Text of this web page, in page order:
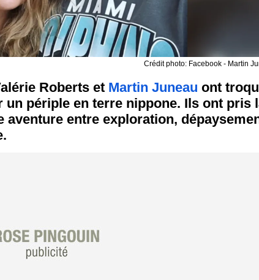
Crédit photo: Facebook - Martin
Roberts et Martin Juneau ont
un périple en terre nippone. Ils ont pris
aventure entre exploration,